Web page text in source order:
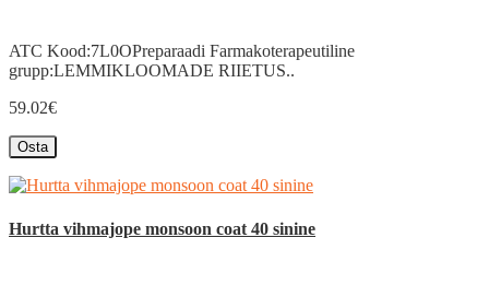
ATC Kood:7L0OPreparaadi Farmakoterapeutiline
grupp:LEMMIKLOOMADE RIIETUS..
59.02€
Osta
Hurtta vihmajope monsoon coat 40 sinine